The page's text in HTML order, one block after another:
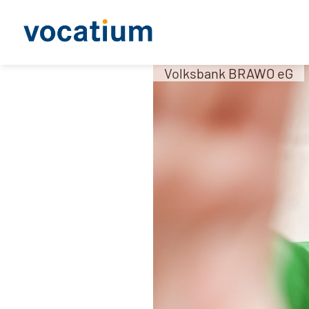
Volksbank BRAWO eG